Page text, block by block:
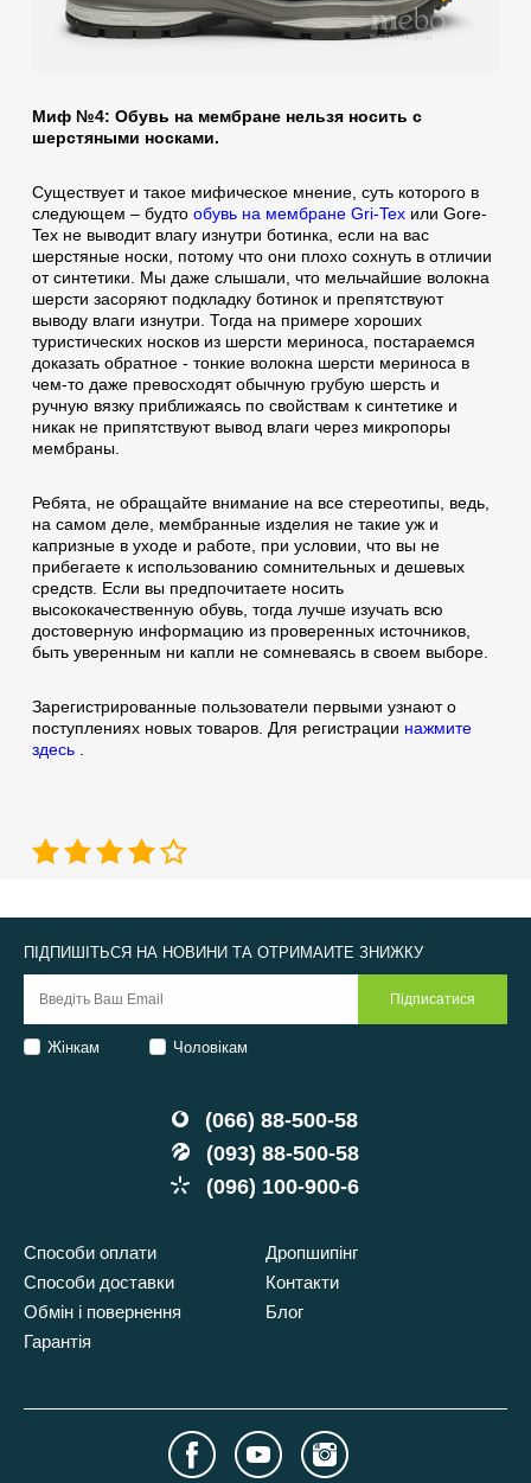
Миф №4: Обувь на мембране нельзя носить с
шерстяными носками.
Существует и такое мифическое мнение, суть которого в
следующем – будто обувь на мембране Gri-Texили Gore-
Tex не выводит влагу изнутри ботинка, если на вас
шерстяные носки, потому что они плохо сохнуть в отличии
от синтетики. Мы даже слышали, что мельчайшие волокна
шерсти засоряют подкладку ботинок и препятствуют
выводу влаги изнутри. Тогда на примере хороших
туристических носков из шерсти мериноса, постараемся
доказать обратное - тонкие волокна шерсти мериноса в
чем-то даже превосходят обычную грубую шерсть и
ручную вязку приближаясь по свойствам к синтетике и
никак не припятствуют вывод влаги через микропоры
мембраны.
Ребята, не обращайте внимание на все стереотипы, ведь,
на самом деле, мембранные изделия не такие уж и
капризные в уходе и работе, при условии, что вы не
прибегаете к использованию сомнительных и дешевых
средств. Если вы предпочитаете носить
высококачественную обувь, тогда лучше изучать всю
достоверную информацию из проверенных источников,
быть уверенным ни капли не сомневаясь в своем выборе.
Зарегистрированные пользователи первыми узнают о
поступлениях новых товаров. Для регистрации нажмите
здесь .
(066) 88-500-58
(093) 88-500-58
(096) 100-900-6
Способи оплати
Способи доставки
Обмін і повернення
Гарантія
Дропшипінг
Контакти
Блог
ПІДПИШІТЬСЯ НА НОВИНИ ТА ОТРИМАЙТЕ ЗНИЖКУ
Жінкам Чоловікам